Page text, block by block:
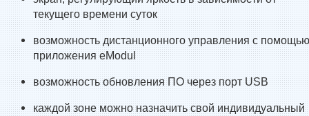
текущего времени суток
возможность дистанционного управления с помощью
приложения eModul
возможность обновления ПО через порт USB
каждой зоне можно назначить свой индивидуальный